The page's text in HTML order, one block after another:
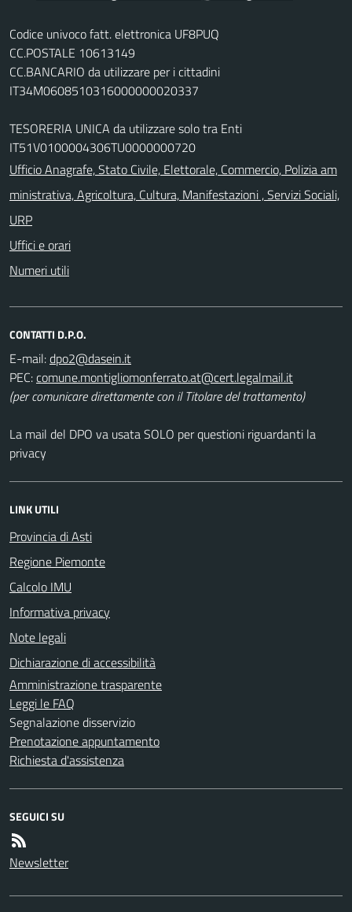
Codice univoco fatt. elettronica UF8PUQ
CC.POSTALE 10613149
CC.BANCARIO da utilizzare per i cittadini
IT34M0608510316000000020337
TESORERIA UNICA da utilizzare solo tra Enti
IT51V0100004306TU0000000720
Ufficio Anagrafe, Stato Civile, Elettorale, Commercio, Polizia am
ministrativa, Agricoltura, Cultura, Manifestazioni , Servizi Sociali,
URP
Uffici e orari
Numeri utili
CONTATTI D.P.O.
E-mail:
PEC:
(per comunicare direttamente con il Titolare del trattamento)
La mail del DPO va usata SOLO per questioni riguardanti la
privacy
LINK UTILI
Provincia di Asti
Regione Piemonte
Calcolo IMU
Informativa privacy
Note legali
Dichiarazione di accessibilità
Amministrazione trasparente
Leggi le FAQ
Segnalazione disservizio
Prenotazione appuntamento
Richiesta d'assistenza
SEGUICI SU
Newsletter